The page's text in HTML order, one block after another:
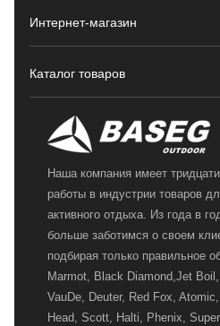
Интернет-магазин
Каталог товаров
Наша компания имеет
работы в индустрии товаров
активного отдыха. Из года в
больше заботимся о своем
подбирая только правильное
Marmot, Black Diamond,Jet
VauDe, Deuter, Red Fox,
Head, Scott, Halti, Phenix,